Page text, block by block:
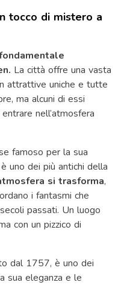
tocco di mistero a
La città offre una vasta
attrattive uniche e tutte
ma alcuni di essi
nell’atmosfera
famoso per la sua
uno dei più antichi della
si trasforma,
i fantasmi che
passati. Un luogo
con un pizzico di
dal 1757, è uno dei
sua eleganza e le